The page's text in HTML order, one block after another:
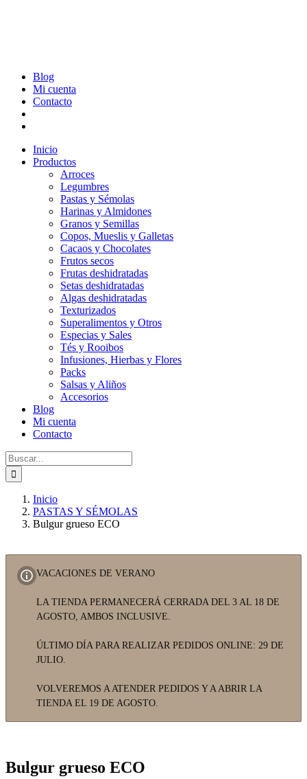
Blog
Mi cuenta
Contacto
Inicio
Productos
Arroces
Legumbres
Pastas y Sémolas
Harinas y Almidones
Granos y Semillas
Copos, Mueslis y Galletas
Cacaos y Chocolates
Frutos secos
Frutas deshidratadas
Setas deshidratadas
Algas deshidratadas
Texturizados
Superalimentos y Otros
Especias y Sales
Tés y Rooibos
Infusiones, Hierbas y Flores
Packs
Salsas y Aliños
Accesorios
Blog
Mi cuenta
Contacto
Buscar:
Inicio
PASTAS Y SÉMOLAS
Bulgur grueso ECO
VACACIONES DE VERANO
LA TIENDA PERMANECERÁ CERRADA DEL 3 AL 18 DE
AGOSTO, AMBOS INCLUSIVE.
ÚLTIMO DÍA PARA REALIZAR PEDIDOS ONLINE: 29 DE
JULIO.
VOLVEREMOS A ATENDER PEDIDOS Y A ABRIR LA
TIENDA EL 19 DE AGOSTO.
Bulgur grueso ECO